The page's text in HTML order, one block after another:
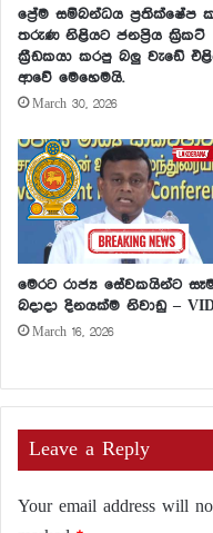
ප්‍රේම සම්බන්ධය ප්‍රතික්ෂේප
තරුණ නිළියට ජනප්‍රිය ක්‍රිකට්
ක්‍රීඩකයා කරපු බලු වැඩේ
ආවේ මෙහෙමයි.
March 30, 2026
මෙරට රාජ්‍ය සේවකයින්ට
බදාදා දිනයක්ම නිවාඩු –
March 16, 2026
Leave a Reply
Your email address will